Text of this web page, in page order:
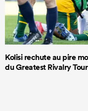
Kolisi rechute au pire
du Greatest Rivalry Tour